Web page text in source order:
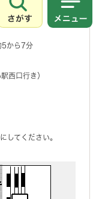
さがす
5から7分
西口行き）
してください。